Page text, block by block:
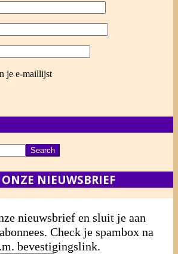
je e-maillijst
NIEUWSBRIEF
nieuwsbrief en sluit je aan
Check je spambox na
bevestigingslink.